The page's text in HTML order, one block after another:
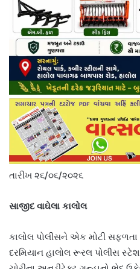
તારીખ ૨૬/૦૬/૨૦૨૬
સાજીદ વાઘેલા કાલોલ
કાલોલ પોલીસને એક મોટી સફળતા
દરમિયાન હાલોલ રૂરલ પોલીસ